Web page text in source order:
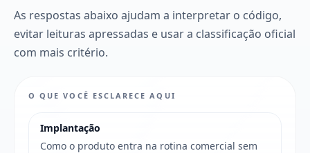
As respostas abaixo ajudam a interpretar o código,
evitar leituras apressadas e usar a classificação oficial
com mais critério.
O QUE VOCÊ ESCLARECE AQUI
Implantação
Como o produto entra na rotina comercial sem